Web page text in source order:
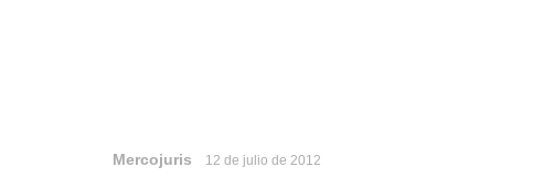
Mercojuris 12 de julio de 2012